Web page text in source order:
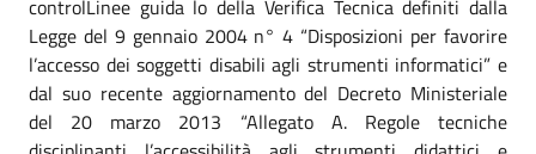
controlLinee guida lo della Verifica Tecnica definiti dalla
Legge del 9 gennaio 2004 n° 4 “Disposizioni per favorire
l’accesso dei soggetti disabili agli strumenti informatici” e
dal suo recente aggiornamento del Decreto Ministeriale
del 20 marzo 2013 “Allegato A. Regole tecniche